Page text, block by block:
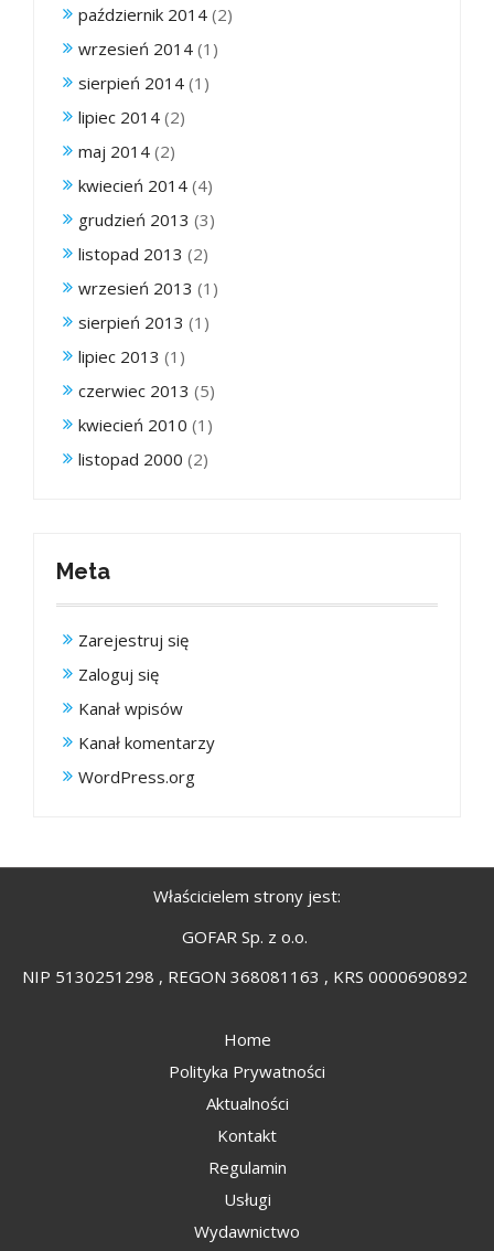
październik 2014 (2)
wrzesień 2014 (1)
sierpień 2014 (1)
lipiec 2014 (2)
maj 2014 (2)
kwiecień 2014 (4)
grudzień 2013 (3)
listopad 2013 (2)
wrzesień 2013 (1)
sierpień 2013 (1)
lipiec 2013 (1)
czerwiec 2013 (5)
kwiecień 2010 (1)
listopad 2000 (2)
Meta
Zarejestruj się
Zaloguj się
Kanał wpisów
Kanał komentarzy
WordPress.org
Właścicielem strony jest:
GOFAR Sp. z o.o.
NIP 5130251298 , REGON 368081163 , KRS 0000690892
Home
Polityka Prywatności
Aktualności
Kontakt
Regulamin
Usługi
Wydawnictwo